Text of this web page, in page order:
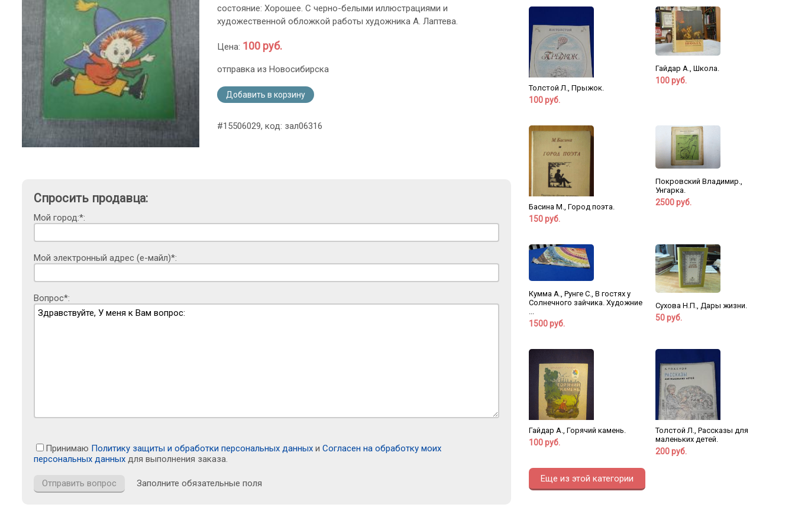
состояние: Хорошее. С черно-белыми иллюстрациями и
художественной обложкой работы художника А. Лаптева.
Цена: 100 руб.
отправка из Новосибирска
Добавить в корзину
#15506029, код: зал06316
Спросить продавца:
Мой город:*:
Мой электронный адрес (е-майл)*:
Вопрос*:
Принимаю Политику защиты и обработки персональных данных и Согласен на обработку моих
персональных данных для выполнения заказа.
Заполните обязательные поля
Толстой Л., Прыжок.
100 руб.
Гайдар А., Школа.
100 руб.
Басина М., Город поэта.
150 руб.
Покровский Владимир.,
Унгарка.
2500 руб.
Кумма А., Рунге С., В гостях у
Солнечного зайчика. Художние
1500 руб.
Сухова Н.П., Дары жизни.
50 руб.
Гайдар А., Горячий камень.
100 руб.
Толстой Л., Рассказы для
маленьких детей.
200 руб.
Еще из этой категории